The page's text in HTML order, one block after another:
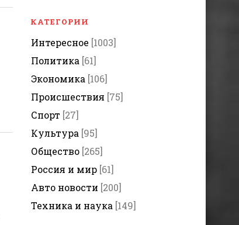
КАТЕГОРИИ
Интересное [1003]
Политика [61]
Экономика [106]
Происшествия [75]
Спорт [27]
Культура [95]
Общество [265]
Россия и мир [61]
Авто новости [200]
Техника и наука [149]